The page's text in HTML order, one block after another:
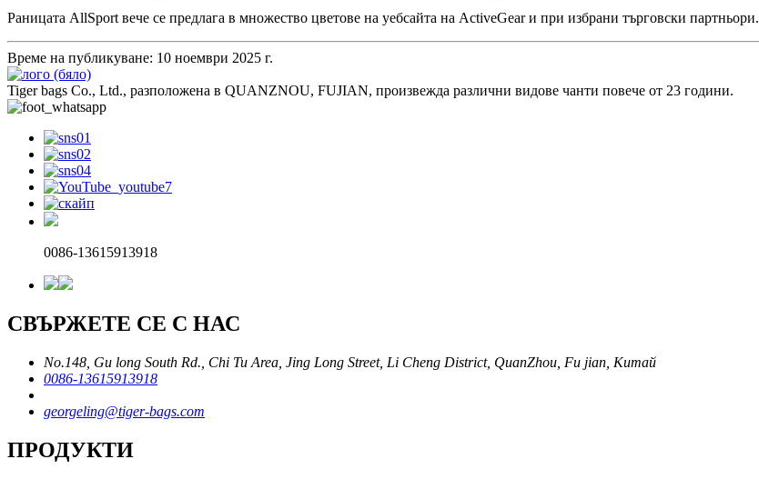
Раницата AllSport вече се предлага в множество цветове на уебсайта на ActiveGear и при избрани търговски партньори.
Време на публикуване: 10 ноември 2025 г.
Tiger bags Co., Ltd., разположена в QUANZNOU, FUJIAN, произвежда различни видове чанти повече от 23 години.
0086-13615913918
СВЪРЖЕТЕ СЕ С НАС
No.148, Gu long South Rd., Chi Tu Area, Jing Long Street, Li Cheng District, QuanZhou, Fu jian, Китай
0086-13615913918
georgeling@tiger-bags.com
ПРОДУКТИ